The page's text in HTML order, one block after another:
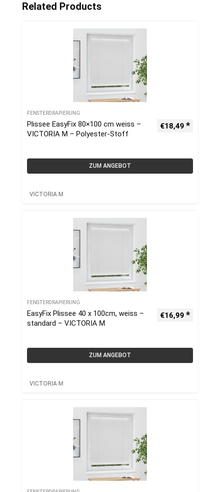
Related Products
FENSTERDRAPIERUNG
Plissee EasyFix 80×100 cm weiss –
VICTORIA M – Polyester-Stoff
€18,49
ZUM ANGEBOT
VICTORIA M
FENSTERDRAPIERUNG
EasyFix Plissee 40 x 100cm, weiss –
standard – VICTORIA M
€16,99
ZUM ANGEBOT
VICTORIA M